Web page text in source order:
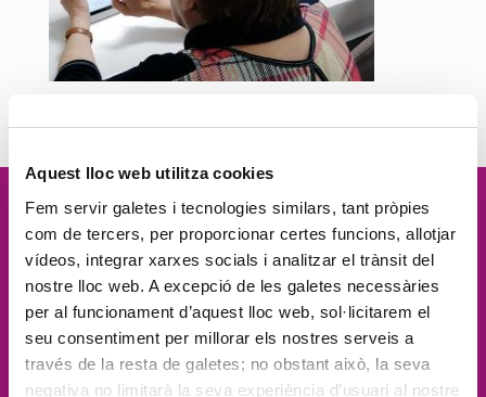
Aquest lloc web utilitza cookies
Fem servir galetes i tecnologies similars, tant pròpies
com de tercers, per proporcionar certes funcions, allotjar
vídeos, integrar xarxes socials i analitzar el trànsit del
nostre lloc web. A excepció de les galetes necessàries
per al funcionament d’aquest lloc web, sol·licitarem el
seu consentiment per millorar els nostres serveis a
través de la resta de galetes; no obstant això, la seva
negativa no limitarà la seva experiència d’usuari al nostre
Vetllem per ladignitatde les
persones, elcompromís social, la
proximitat, l'excel·lènciai la
innovació